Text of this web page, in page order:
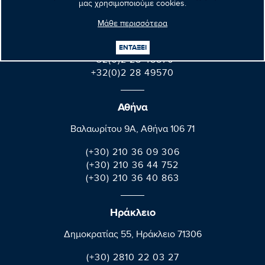
μας χρησιμοποιούμε cookies.
Μάθε περισσότερα
ΕΝΤΑΞΕΙ
08E165 60, rue Wiertz / Wiertzstraat 60
B-1047 Bruxelles/Brussel
+32(0)2 28 45570
+32(0)2 28 49570
Αθήνα
Βαλαωρίτου 9A, Aθήνα 106 71
(+30) 210 36 09 306
(+30) 210 36 44 752
(+30) 210 36 40 863
Ηράκλειο
Δημοκρατίας 55, Ηράκλειο 71306
(+30) 2810 22 03 27